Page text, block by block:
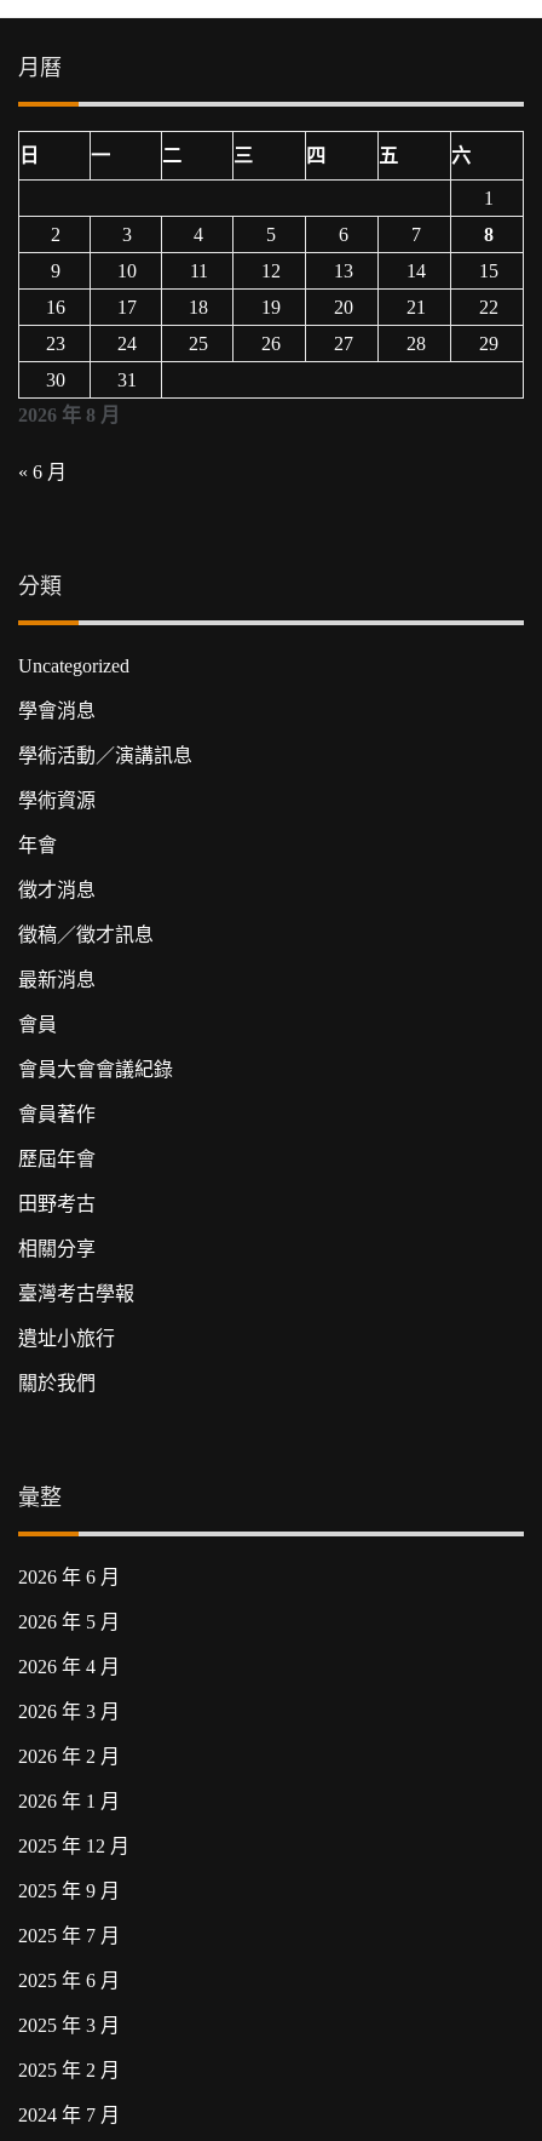
覽
月曆
2026 年 8 月
日 一 二 三 四 五 六
1
2
3 4 5 6 7
8
9
10 11 12 13 14
15
16
17 18 19 20 21
22
23
24 25 26 27 28
29
30
31
« 6 月
分類
Uncategorized
學會消息
學術活動／演講訊息
學術資源
年會
徵才消息
徵稿／徵才訊息
最新消息
會員
會員大會會議紀錄
會員著作
歷屆年會
田野考古
相關分享
臺灣考古學報
遺址小旅行
關於我們
彙整
2026 年 6 月
2026 年 5 月
2026 年 4 月
2026 年 3 月
2026 年 2 月
2026 年 1 月
2025 年 12 月
2025 年 9 月
2025 年 7 月
2025 年 6 月
2025 年 3 月
2025 年 2 月
2024 年 7 月